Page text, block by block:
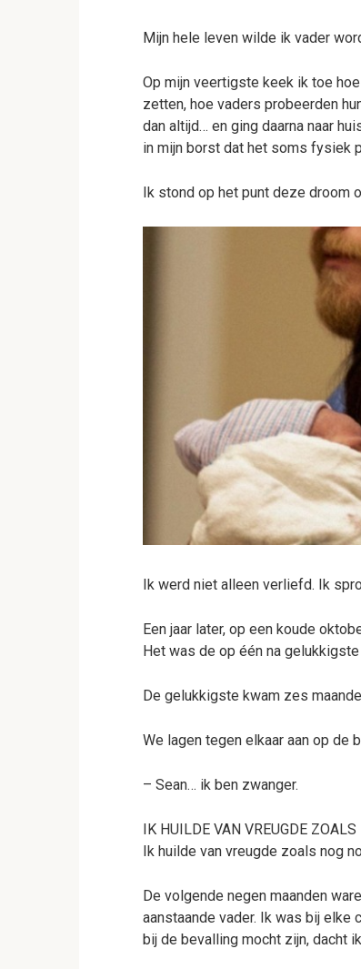
Mijn hele leven wilde ik vader
Op mijn veertigste keek ik toe
zetten, hoe vaders probeerden
dan altijd… en ging daarna naar
in mijn borst dat het soms fysiek
Ik stond op het punt deze droom
Ik werd niet alleen verliefd. Ik
Een jaar later, op een koude
Het was de op één na
De gelukkigste kwam zes
We lagen tegen elkaar aan op de
– Sean… ik ben zwanger.
IK HUILDE VAN VREUGDE ZOALS
Ik huilde van vreugde zoals nog
De volgende negen maanden
aanstaande vader. Ik was bij
bij de bevalling mocht zijn, dacht